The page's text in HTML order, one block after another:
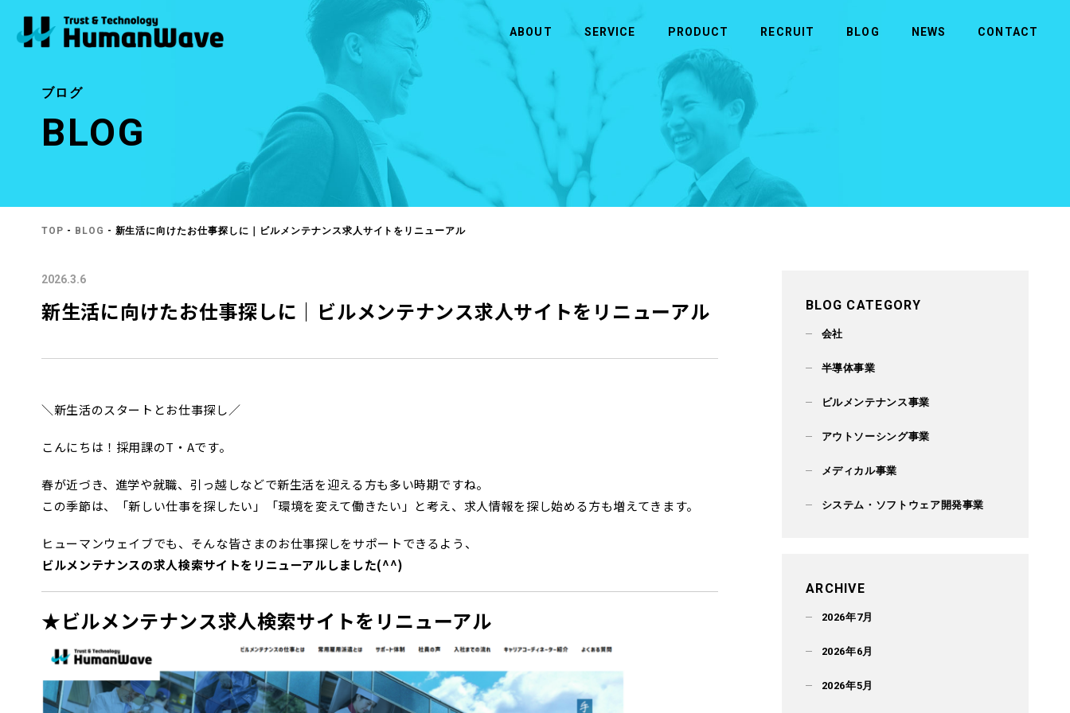
ABOUT SERVICE PRODUCT RECRUIT BLOG NEWS CONTACT
ヒューマンウェイブについて
社長メッセージ
会社概要 拠点一覧
事業内容
ビルメンテナンス
アウトソーシング・人材（人財）紹介 メディカル
CONTACT お問い合わせ
お問い合わせ
ブログ
BLOG
TOP - BLOG - 新生活に向けたお仕事探しに｜ビルメンテナンス求人サイトをリニューアル
2026.3.6
新生活に向けたお仕事探しに｜ビルメンテナンス求人サイトをリニューアル
＼新生活のスタートとお仕事探し／
こんにちは！採用課のT・Aです。
春が近づき、進学や就職、引っ越しなどで新生活を迎える方も多い時期ですね。
この季節は、「新しい仕事を探したい」「環境を変えて働きたい」と考え、求人情報を探し始める方も増えてきます。
ヒューマンウェイブでも、そんな皆さまのお仕事探しをサポートできるよう、
ビルメンテナンスの求人検索サイトをリニューアルしました(^^)
★ビルメンテナンス求人検索サイトをリニューアル
BLOG CATEGORY
会社
半導体事業
ビルメンテナンス事業
アウトソーシング事業
メディカル事業
システム・ソフトウェア開発事業
ARCHIVE
2026年7月
2026年6月
2026年5月